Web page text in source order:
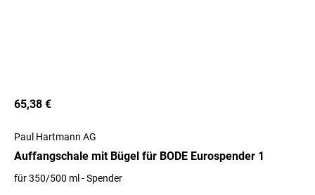
65,38 €
Paul Hartmann AG
Auffangschale mit Bügel für BODE Eurospender 1
für 350/500 ml - Spender